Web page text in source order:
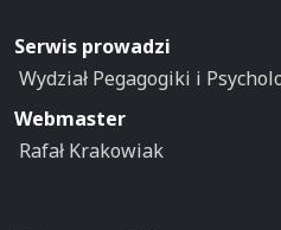
Serwis prowadzi
Wydział Pegagogiki i
Webmaster
Rafał Krakowiak